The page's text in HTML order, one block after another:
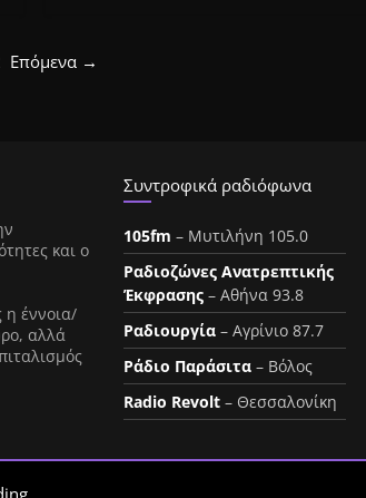
Επόμενα →
και ο
η έννοια/
αλλά
Συντροφικά ραδιόφωνα
105fm – Μυτιλήνη 105.0
Ραδιοζώνες Ανατρεπτικής
Έκφρασης – Αθήνα 93.8
Ραδιουργία – Αγρίνιο 87.7
Ράδιο Παράσιτα – Βόλος
Radio Revolt – Θεσσαλονίκη